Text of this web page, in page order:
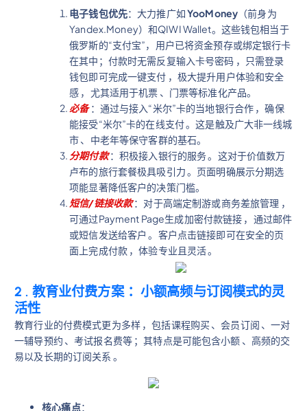
电子钱包优先：大力推广如YooMoney （前身为
Yandex.Money）和QIWI Wallet。这些钱包相当于
俄罗斯的“支付宝”，用户已将资金预存或绑定银行卡
在其中；付款时无需反复输入卡号密码 ，只需登录
钱包即可完成一键支付 ，极大提升用户体验和安全
感 ，尤其适用于机票 、门票等标准化产品。
必备：通过与接入“米尔”卡的当地银行合作 ，确保
能接受“米尔”卡的在线支付 。这是触及广大非一线城
市 、中老年等保守客群的基石。
分期付款：积极接入银行的服务 。这对于价值数万
卢布的旅行套餐极具吸引力 。页面明确展示分期选
项能显著降低客户的决策门槛。
短信/链接收款：对于高端定制游或商务差旅管理 ，
可通过Payment Page生成加密付款链接 ，通过邮件
或短信发送给客户 。客户点击链接即可在安全的页
面上完成付款 ，体验专业且灵活 。
2 . 教育业付费方案： 小额高频与订阅模式的灵
活性
教育行业的付费模式更为多样 ，包括课程购买 、会员订阅 、一对
一辅导预约 、考试报名费等 ；其特点是可能包含小额 、高频的交
易以及长期的订阅关系 。
核心痛点：